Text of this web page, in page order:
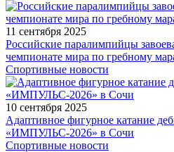
11 сентября 2025
Российские паралимпийцы
чемпионате мира по гребному
Спортивные новости
10 сентября 2025
Адаптивное фигурное катание
«ИМПУЛЬС-2026» в Сочи
Спортивные новости